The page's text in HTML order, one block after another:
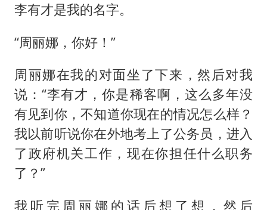
李有才是我的名字。
“周丽娜，你好！”
周丽娜在我的对面坐了下来，然后对我
说：“李有才，你是稀客啊，这么多年没
有见到你，不知道你现在的情况怎么样？
我以前听说你在外地考上了公务员，进入
了政府机关工作，现在你担任什么职务
了？”
我听完周丽娜的话后想了想，然后